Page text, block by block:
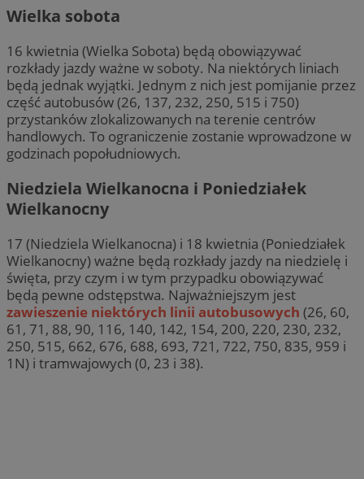
Wielka sobota
16 kwietnia (Wielka Sobota) będą obowiązywać
rozkłady jazdy ważne w soboty. Na niektórych liniach
będą jednak wyjątki. Jednym z nich jest pomijanie przez
część autobusów (26, 137, 232, 250, 515 i 750)
przystanków zlokalizowanych na terenie centrów
handlowych. To ograniczenie zostanie wprowadzone w
godzinach popołudniowych.
Niedziela Wielkanocna i Poniedziałek
Wielkanocny
17 (Niedziela Wielkanocna) i 18 kwietnia (Poniedziałek
Wielkanocny) ważne będą rozkłady jazdy na niedzielę i
święta, przy czym i w tym przypadku obowiązywać
będą pewne odstępstwa. Najważniejszym jest
zawieszenie niektórych linii autobusowych (26, 60,
61, 71, 88, 90, 116, 140, 142, 154, 200, 220, 230, 232,
250, 515, 662, 676, 688, 693, 721, 722, 750, 835, 959 i
1N) i tramwajowych (0, 23 i 38).